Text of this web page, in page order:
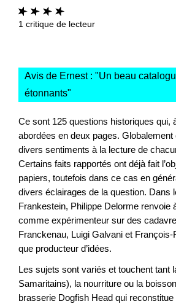
1 critique de lecteur
Avis de Ernest : "Un beau
étonnants"
Ce sont 125 questions historiques qui,
abordées en deux pages.
divers sentiments à la lecture de
Certains faits rapportés ont déjà fait
papiers, toutefois dans ce cas en
divers éclairages de la question. Dans
Frankestein, Philippe Delorme renvoie
comme expérimenteur sur des
Franckenau, Luigi Galvani et
que producteur d’idées.
Les sujets sont variés et touchent tant
Samaritains), la nourriture ou la
brasserie Dogfish Head qui